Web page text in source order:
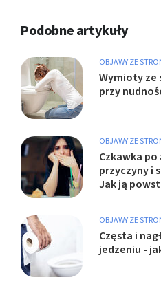
Podobne artykuły
OBJAWY ZE
Wymioty ze
przy
OBJAWY ZE
Czkawka
przyczyny i
Jak ją
OBJAWY ZE
Częsta i
jedzeniu -